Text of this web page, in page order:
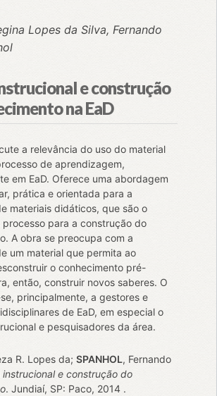
Lopes da Silva, Fernando
e construção
na EaD
a relevância do uso do material
de aprendizagem,
em EaD. Oferece uma abordagem
prática e orientada para a
materiais didáticos, que são o
processo para a construção do
A obra se preocupa com a
um material que permita ao
o conhecimento pré-
então, construir novos saberes. O
principalmente, a gestores e
de EaD, em especial o
e pesquisadores da área.
R. Lopes da; SPANHOL, Fernando
instrucional e construção do
. Jundiaí, SP: Paco, 2014 .